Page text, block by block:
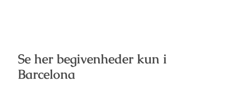
Se her begivenheder kun i
Barcelona